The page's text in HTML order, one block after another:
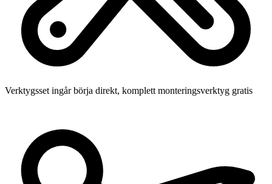
Verktygsset ingår börja direkt, komplett monteringsverktyg gratis